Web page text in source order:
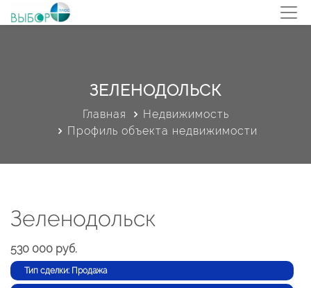
ЗЕЛЕНОДОЛЬСК
Главная
Недвижимость
Профиль объекта недвижимости
Зеленодольск
530 000 руб.
Тип сделки: Продажа